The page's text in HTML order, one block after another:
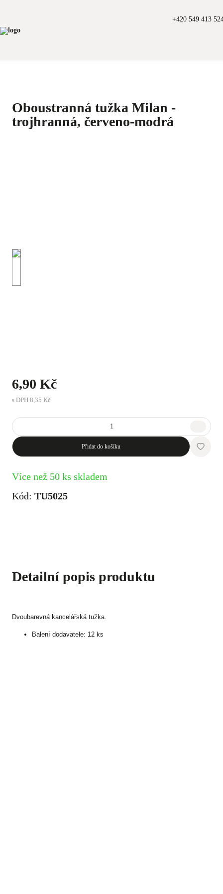
+420 549 413
Oboustranná tužka Milan -
trojhranná, červeno-modrá
6,90 Kč
s DPH 8,35 Kč
Přidat do košíku
Více než 50 ks skladem
Kód: TU5025
Detailní popis produktu
Dvoubarevná kancelářská tužka.
Balení dodavatele: 12 ks